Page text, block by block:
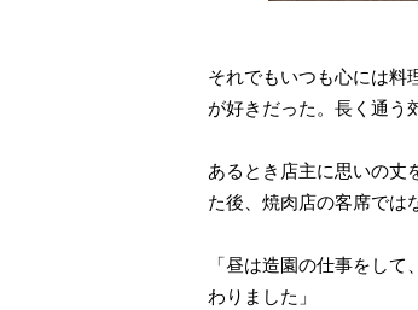
それでもいつも心には料
が好きだった。長く通う
あるとき店主に思いの丈
た後、焼肉店の客席では
「昼は造園の仕事をし
わりました」